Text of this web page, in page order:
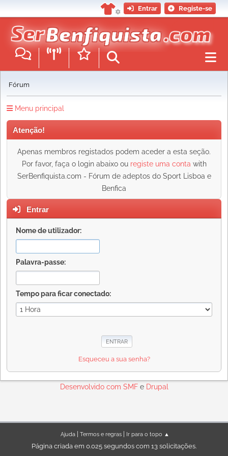
Entrar Registe-se
Fórum
Menu principal
Atenção!
Apenas membros registados podem aceder a esta seção.
Por favor, faça o login abaixo ou registe uma conta with
SerBenfiquista.com - Fórum de adeptos do Sport Lisboa e
Benfica
Entrar
Nome de utilizador:
Palavra-passe:
Tempo para ficar conectado:
Esqueceu a sua senha?
Desenvolvido com SMFe Drupal
Ajuda| Termos e regras| Ir para o topo ▲
Página criada em 0.025 segundos com 13 solicitações.